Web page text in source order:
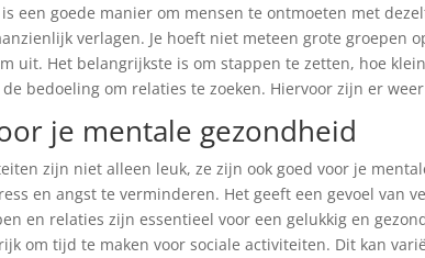
een goede manier om mensen te ontmoeten met
verlagen. Je hoeft niet meteen grote groepen
uit. Het belangrijkste is om stappen te zetten, hoe
bedoeling om relaties te zoeken. Hiervoor zijn er
je mentale gezondheid
zijn niet alleen leuk, ze zijn ook goed voor je
en angst te verminderen. Het geeft een gevoel van
en relaties zijn essentieel voor een gelukkig en
om tijd te maken voor sociale activiteiten. Dit kan